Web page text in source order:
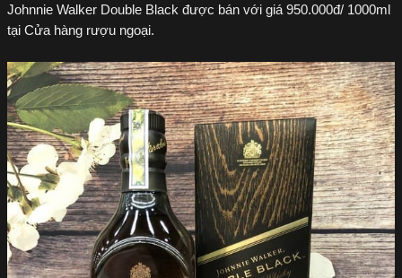
Johnnie Walker Double Black được bán với giá 950.000đ/ 1000ml
tại Cửa hàng rượu ngoại.